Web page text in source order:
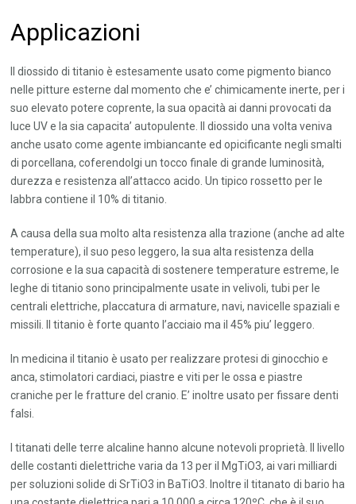
Applicazioni
Il diossido di titanio è estesamente usato come pigmento bianco
nelle pitture esterne dal momento che e’ chimicamente inerte, per i
suo elevato potere coprente, la sua opacità ai danni provocati da
luce UV e la sia capacita’ autopulente. Il diossido una volta veniva
anche usato come agente imbiancante ed opicificante negli smalti
di porcellana, coferendolgi un tocco finale di grande luminosità,
durezza e resistenza all’attacco acido. Un tipico rossetto per le
labbra contiene il 10% di titanio.
A causa della sua molto alta resistenza alla trazione (anche ad alte
temperature), il suo peso leggero, la sua alta resistenza della
corrosione e la sua capacità di sostenere temperature estreme, le
leghe di titanio sono principalmente usate in velivoli, tubi per le
centrali elettriche, placcatura di armature, navi, navicelle spaziali e
missili. Il titanio è forte quanto l’acciaio ma il 45% piu’ leggero.
In medicina il titanio è usato per realizzare protesi di ginocchio e
anca, stimolatori cardiaci, piastre e viti per le ossa e piastre
craniche per le fratture del cranio. E’ inoltre usato per fissare denti
falsi.
I titanati delle terre alcaline hanno alcune notevoli proprietà. Il livello
delle costanti dielettriche varia da 13 per il MgTiO3, ai vari milliardi
per soluzioni solide di SrTiO3 in BaTiO3. Inoltre il titanato di bario ha